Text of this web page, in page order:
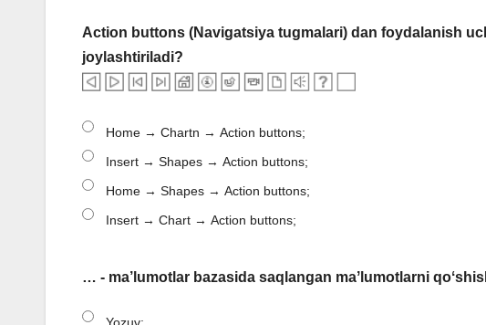
Action buttons (Navigatsiya tugmalari) dan foydalanish
joylashtiriladi?
Home → Chartn → Action buttons;
Insert → Shapes → Action buttons;
Home → Shapes → Action buttons;
Insert → Chart → Action buttons;
… - ma’lumotlar bazasida saqlangan maʼlumotlarni
Yozuv;